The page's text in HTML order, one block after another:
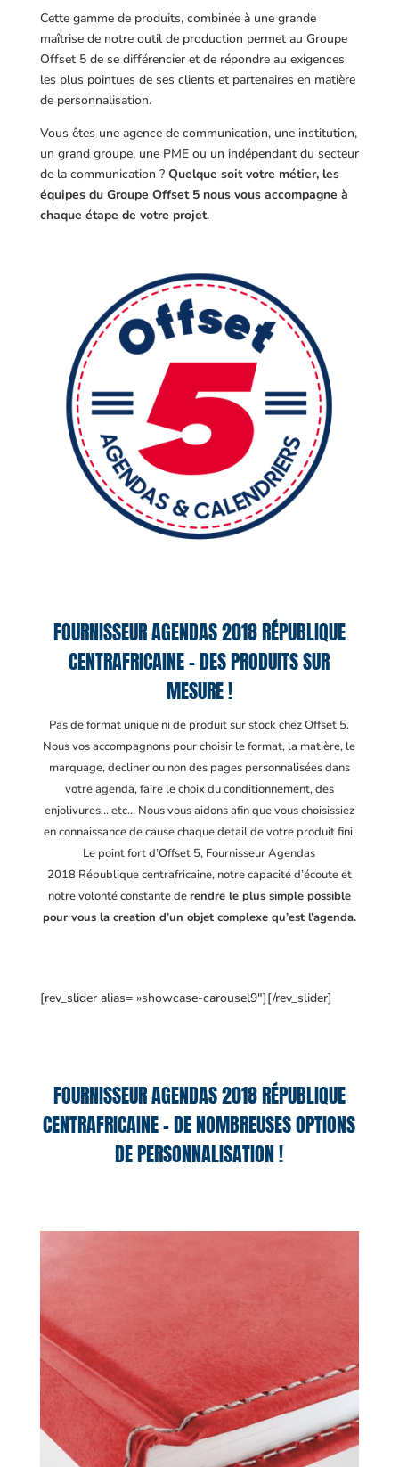
Cette gamme de produits, combinée à une grande
maîtrise de notre outil de production permet au Groupe
Offset 5 de se différencier et de répondre au exigences
les plus pointues de ses clients et partenaires en matière
de personnalisation.
Vous êtes une agence de communication, une institution,
un grand groupe, une PME ou un indépendant du secteur
de la communication ? Quelque soit votre métier, les
équipes du Groupe Offset 5 nous vous accompagne à
chaque étape de votre projet.
FOURNISSEUR AGENDAS 2018 RÉPUBLIQUE
CENTRAFRICAINE – DES PRODUITS SUR
MESURE !
Pas de format unique ni de produit sur stock chez Offset 5.
Nous vos accompagnons pour choisir le format, la matière, le
marquage, decliner ou non des pages personnalisées dans
votre agenda, faire le choix du conditionnement, des
enjolivures… etc… Nous vous aidons afin que vous choisissiez
en connaissance de cause chaque detail de votre produit fini.
Le point fort d’Offset 5, Fournisseur Agendas
2018 République centrafricaine, notre capacité d’écoute et
notre volonté constante derendre le plus simple possible
pour vous la creation d’un objet complexe qu’est l’agenda.
[rev_slider alias= »showcase-carousel9″][/rev_slider]
FOURNISSEUR AGENDAS 2018 RÉPUBLIQUE
CENTRAFRICAINE – DE NOMBREUSES OPTIONS
DE PERSONNALISATION !